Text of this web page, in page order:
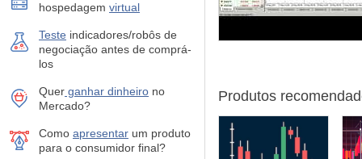
hospedagem virtual
Teste indicadores/robôs de
negociação antes de comprá-
los
Quer ganhar dinheiro no
Mercado?
Como apresentar um produto
para o consumidor final?
Produtos